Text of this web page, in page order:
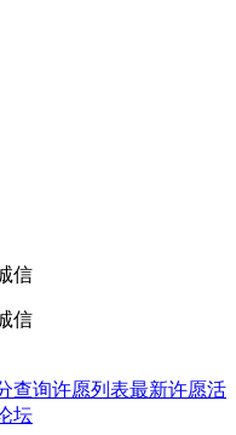
信
信
查询许愿列表最新许愿活
坛